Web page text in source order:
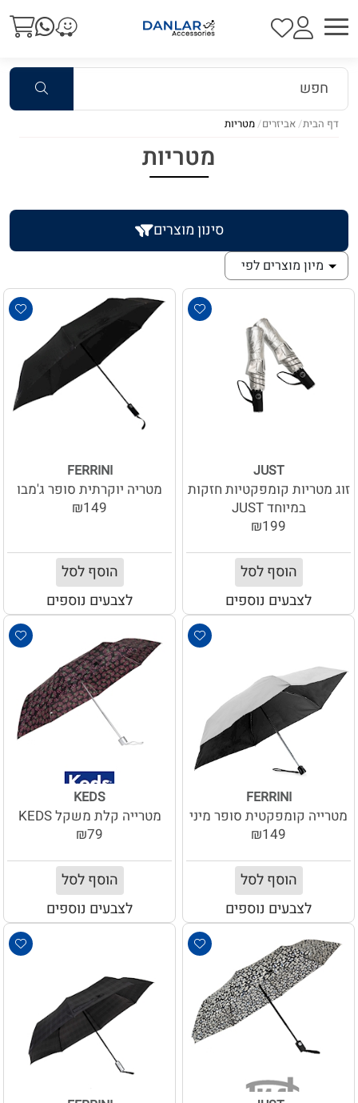
דף הבית אביזרים מטריות
מטריות
סינון מוצרים
מיון מוצרים לפי
JUST
זוג מטריות קומפקטיות חזקות
במיוחד JUST
₪199
הוסף לסל
לצבעים נוספים
FERRINI
מטריה יוקרתית סופר ג'מבו
₪149
הוסף לסל
לצבעים נוספים
FERRINI
מטרייה קומפקטית סופר מיני
₪149
הוסף לסל
לצבעים נוספים
KEDS
מטרייה קלת משקל KEDS
₪79
הוסף לסל
לצבעים נוספים